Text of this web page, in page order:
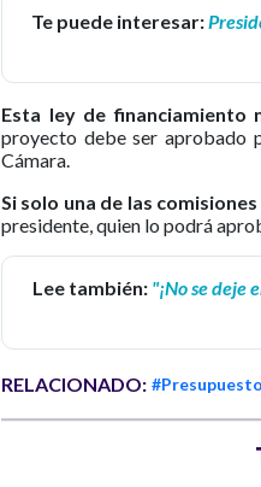
Te puede interesar:
Esta ley de financiamiento
proyecto debe ser aprobado
Cámara.
Si solo una de las
presidente, quien lo podrá
Lee también: "¡No se deje
RELACIONADO: